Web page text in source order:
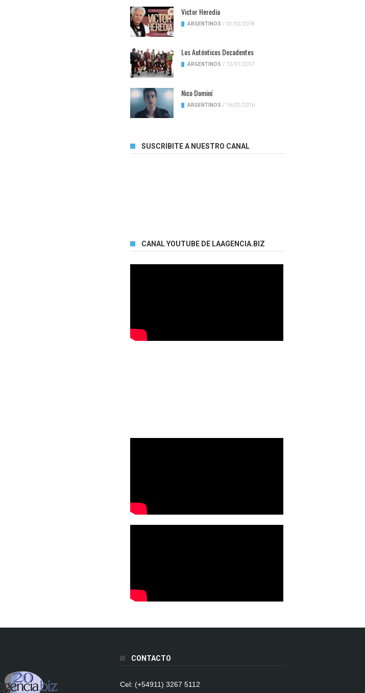
Victor Heredia
ARGENTINOS / 01/02/2018
Los Auténticos Decadentes
ARGENTINOS / 12/01/2017
Nico Dominí
ARGENTINOS / 16/02/2016
SUSCRIBITE A NUESTRO CANAL
CANAL YOUTUBE DE LAAGENCIA.BIZ
CONTACTO
Cel: (+54911) 3267 5112